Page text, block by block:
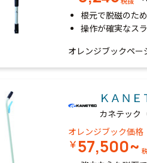
根元で脱磁のた
操作が確実なス
オレンジブックペ
ＫＡＮ
カネテック
オレンジブック価格
￥57,500~